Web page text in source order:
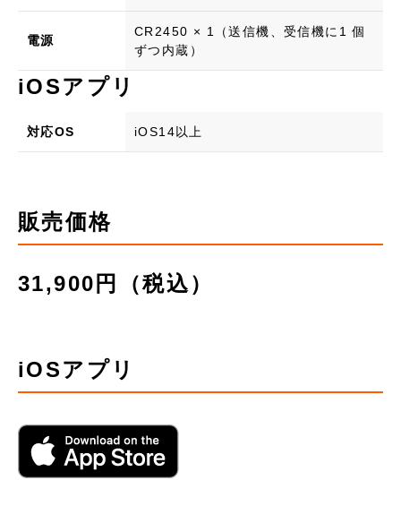
電源
CR2450 × 1（送信機、受信機に1 個
ずつ内蔵）
iOSアプリ
対応OS iOS14以上
販売価格
31,900円（税込）
iOSアプリ